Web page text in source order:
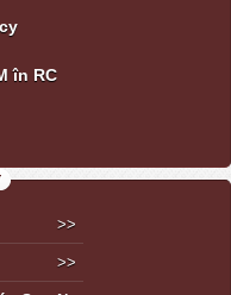
în RC
>>
>>